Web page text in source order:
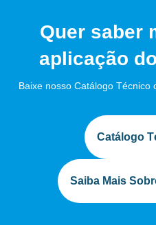
Quer saber
aplicação
Baixe nosso Catálogo Técnico
Catálogo
Saiba Mais